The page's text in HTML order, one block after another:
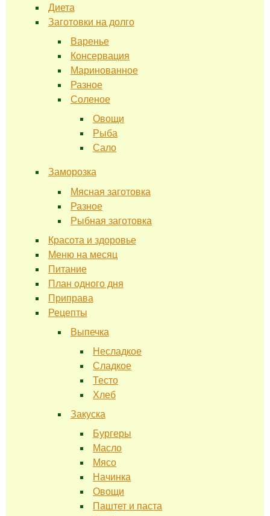
Диета
Заготовки на долго
Варенье
Консервация
Маринованное
Разное
Соленое
Овощи
Рыба
Сало
Заморозка
Мясная заготовка
Разное
Рыбная заготовка
Красота и здоровье
Меню на месяц
Питание
План одного дня
Приправа
Рецепты
Выпечка
Несладкое
Сладкое
Тесто
Хлеб
Закуска
Бургеры
Масло
Мясо
Начинка
Овощи
Паштет и паста